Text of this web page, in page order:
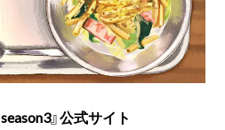
』公式サイト